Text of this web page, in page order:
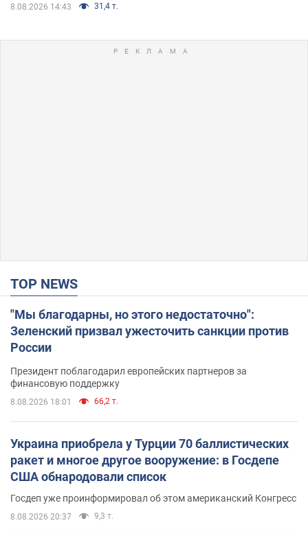
8.08.2026 14:43 31,4 т.
TOP NEWS
"Мы благодарны, но этого недостаточно":
Зеленский призвал ужесточить санкции против
России
Президент поблагодарил европейских партнеров за
финансовую поддержку
8.08.2026 18:01 66,2 т.
Украина приобрела у Турции 70 баллистических
ракет и многое другое вооружение: в Госдепе
США обнародовали список
Госдеп уже проинформировал об этом американский Конгресс
8.08.2026 20:37 9,3 т.